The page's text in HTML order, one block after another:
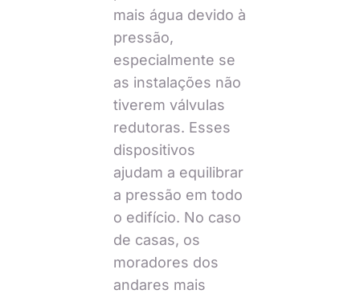
mais água devido à
pressão,
especialmente se
as instalações não
tiverem válvulas
redutoras. Esses
dispositivos
ajudam a equilibrar
a pressão em todo
o edifício. No caso
de casas, os
moradores dos
andares mais